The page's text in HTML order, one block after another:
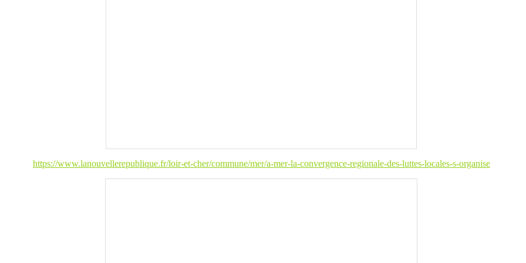
https://www.lanouvellerepublique.fr/loir-et-cher/commune/mer/a-mer-la-convergence-regionale-des-luttes-locales-s-organise